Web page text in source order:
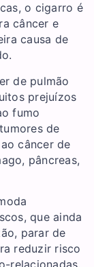
o cigarro é
câncer e
causa de
de pulmão
prejuízos
fumo
de
câncer de
pâncreas,
que ainda
parar de
reduzir risco